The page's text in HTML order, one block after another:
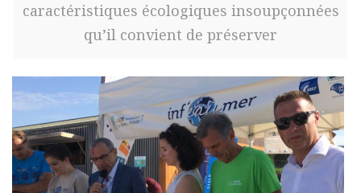
caractéristiques écologiques insoupçonnées
qu’il convient de préserver